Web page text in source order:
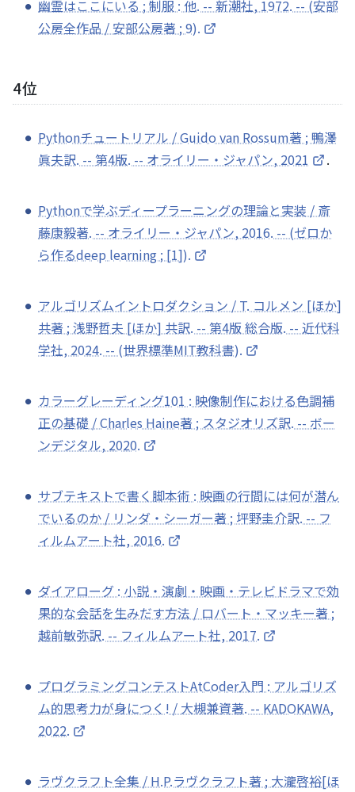
幽霊はここにいる ; 制服 : 他. -- 新潮社, 1972. -- (安部
公房全作品 / 安部公房著 ; 9).
4位
Pythonチュートリアル / Guido van Rossum著 ; 鴨澤
眞夫訳. -- 第4版. -- オライリー・ジャパン, 2021
.
Pythonで学ぶディープラーニングの理論と実装 / 斎
藤康毅著. -- オライリー・ジャパン, 2016. -- (ゼロか
ら作るdeep learning ; [1]).
アルゴリズムイントロダクション / T. コルメン [ほか]
共著 ; 浅野哲夫 [ほか] 共訳. -- 第4版 総合版. -- 近代科
学社, 2024. -- (世界標準MIT教科書).
カラーグレーディング101 : 映像制作における色調補
正の基礎 / Charles Haine著 ; スタジオリズ訳. -- ボー
ンデジタル, 2020.
サブテキストで書く脚本術 : 映画の行間には何が潜ん
でいるのか / リンダ・シーガー著 ; 坪野圭介訳. -- フ
ィルムアート社, 2016.
ダイアローグ : 小説・演劇・映画・テレビドラマで効
果的な会話を生みだす方法 / ロバート・マッキー著 ;
越前敏弥訳. -- フィルムアート社, 2017.
プログラミングコンテストAtCoder入門 : アルゴリズ
ム的思考力が身につく! / 大槻兼資著. -- KADOKAWA,
2022.
ラヴクラフト全集 / H.P.ラヴクラフト著 ; 大瀧啓裕[ほ